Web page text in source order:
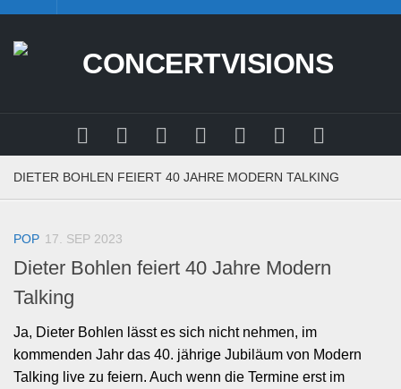
content
DIETER BOHLEN FEIERT 40 JAHRE MODERN TALKING
POP 17. SEP 2023
Dieter Bohlen feiert 40 Jahre Modern
Talking
Ja, Dieter Bohlen lässt es sich nicht nehmen, im
kommenden Jahr das 40. jährige Jubiläum von Modern
Talking live zu feiern. Auch wenn die Termine erst im